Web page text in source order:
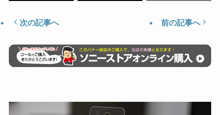
次の記事へ 前の記事へ